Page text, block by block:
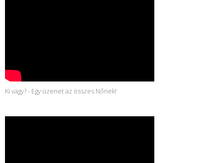
Ki vagy? - Egy üzenet az összes Nőnek!